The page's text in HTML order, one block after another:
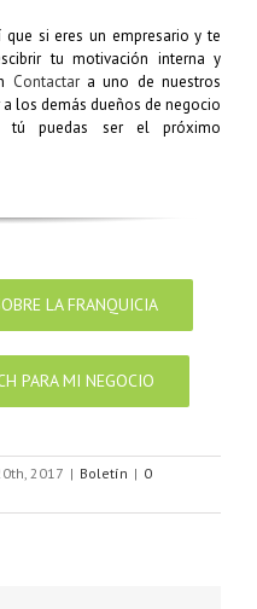
si eres un empresario y te
tu motivación interna y
Contactar a uno de nuestros
los demás dueños de negocio
tú puedas ser el próximo
LA FRANQUICIA
PARA MI NEGOCIO
2017 | Boletín | 0